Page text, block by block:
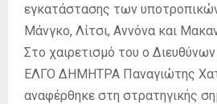
εγκατάστασης των
Μάνγκο, Λίτσι, Αννόνα και
Στο χαιρετισμό του ο
ΕΛΓΟ ΔΗΜΗΤΡΑ Παναγιώτης
αναφέρθηκε στη στρατηγικής